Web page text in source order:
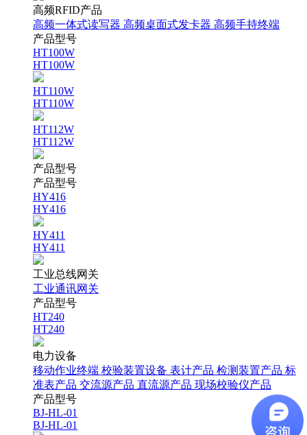
高频RFID产品
高频一体式读写器 高频桌面式发卡器 高频手持终端
产品型号
HT100W
HT100W
HT110W
HT110W
HT112W
HT112W
产品型号
产品型号
HY416
HY416
HY411
HY411
工业总线网关
工业通讯网关
产品型号
HT240
HT240
电力设备
移动作业终端 校验装置设备 表计产品 检测装置产品 标
准表产品 交流源产品 直流源产品 现场校验仪产品
产品型号
BJ-HL-01
BJ-HL-01